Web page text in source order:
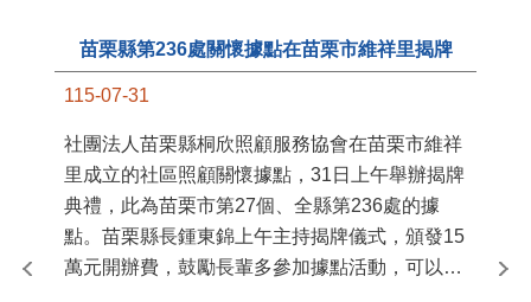
苗栗縣第236處關懷據點在苗栗市維祥里揭牌
115-07-31
社團法人苗栗縣桐欣照顧服務協會在苗栗市維祥
里成立的社區照顧關懷據點，31日上午舉辦揭牌
典禮，此為苗栗市第27個、全縣第236處的據
點。苗栗縣長鍾東錦上午主持揭牌儀式，頒發15
萬元開辦費，鼓勵長輩多參加據點活動，可以更
縣